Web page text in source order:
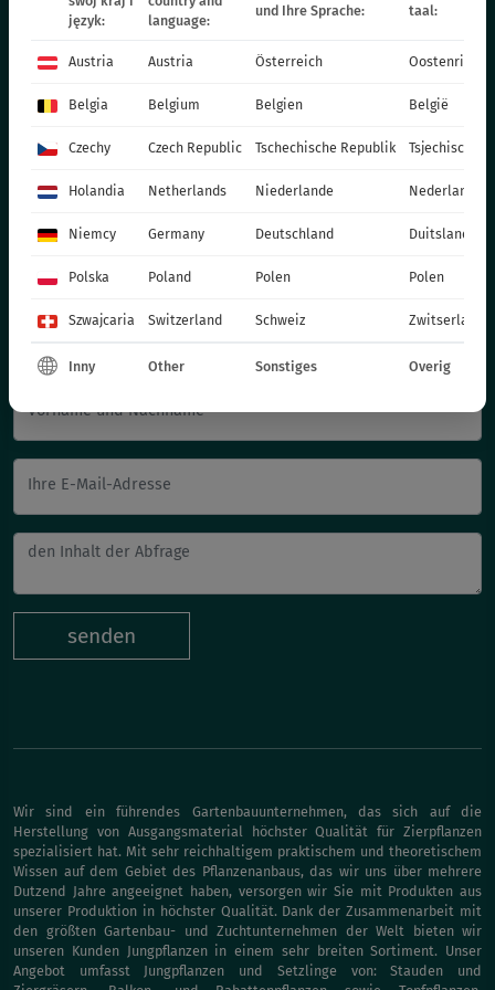
VITROFLORA Grupa Producentów Spółka z o.o.
Trzęsacz 25 86-022 Dobrcz
+48 52 326 20 00
e-mail: info@vitroflora.com.pl
Schreib uns
Vorname und Nachname
Ihre E-Mail-Adresse
senden
Wir sind ein führendes Gartenbauunternehmen, das sich auf die
Herstellung von Ausgangsmaterial höchster Qualität für Zierpflanzen
spezialisiert hat. Mit sehr reichhaltigem praktischem und theoretischem
Wissen auf dem Gebiet des Pflanzenanbaus, das wir uns über mehrere
Dutzend Jahre angeeignet haben, versorgen wir Sie mit Produkten aus
unserer Produktion in höchster Qualität. Dank der Zusammenarbeit mit
den größten Gartenbau- und Zuchtunternehmen der Welt bieten wir
unseren Kunden Jungpflanzen in einem sehr breiten Sortiment. Unser
Angebot umfasst Jungpflanzen und Setzlinge von: Stauden und
język:
language:
und Ihre Sprache:
taal:
Austria Austria Österreich Oostenrijk
Belgia Belgium Belgien België
Czechy Czech Republic Tschechische Republik Tsjechische
Holandia Netherlands Niederlande Nederland
Niemcy Germany Deutschland Duitsland
Polska Poland Polen Polen
Szwajcaria Switzerland Schweiz Zwitserland
Inny Other Sonstiges Overig